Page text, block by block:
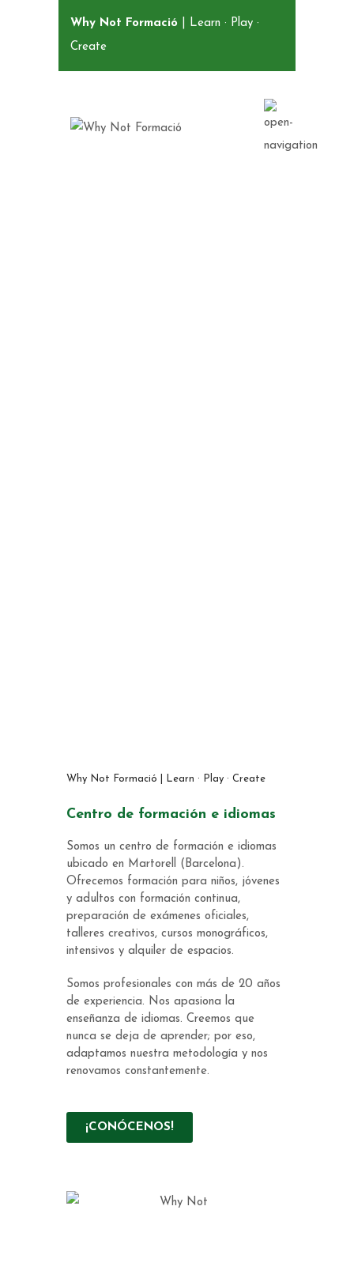
Why Not Formació | Learn · Play ·
Create
Why Not Formació | Learn · Play · Create
Centro de formación e idiomas
Somos un centro de formación e idiomas
ubicado en Martorell (Barcelona).
Ofrecemos formación para niños, jóvenes
y adultos con formación continua,
preparación de exámenes oficiales,
talleres creativos, cursos monográficos,
intensivos y alquiler de espacios.
Somos profesionales con más de 20 años
de experiencia. Nos apasiona la
enseñanza de idiomas. Creemos que
nunca se deja de aprender; por eso,
adaptamos nuestra metodología y nos
renovamos constantemente.
¡CONÓCENOS!